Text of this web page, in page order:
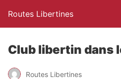
Routes Libertines
Club libertin dans
Routes Libertines